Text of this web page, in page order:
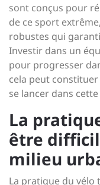
sont conçus pour
de ce sport
robustes qui
Investir dans un
pour progresser
cela peut
se lancer dans
La
être
milieu
La pratique du